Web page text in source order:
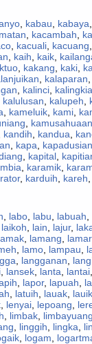
, kabau kabaya
kacambah
, kacuali, kacuang
kaih kaik,
, kakang kaki,
kalaparan
kalinci,
kalulusan kalupeh
kameluik, kami,
kamusahuaan
kandih kandua
kapa
kapadusian
kapital,
karamik,
, karduih kareh
labo, labu labuah
laikoh lain lajur,
, lamang
lamo, lampau
langganan
, lansek, lanta lantai
lapor, lapuah
latuih lauak, lauik
, lenyai, lepoang
limbak,
linggih lingka
, logam